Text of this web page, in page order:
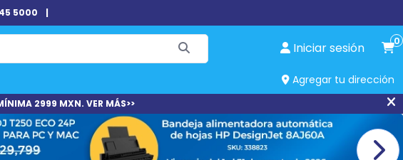
5000 |
Iniciar sesión 0
Agregar tu dirección
2999 MXN. VER MÁS>>